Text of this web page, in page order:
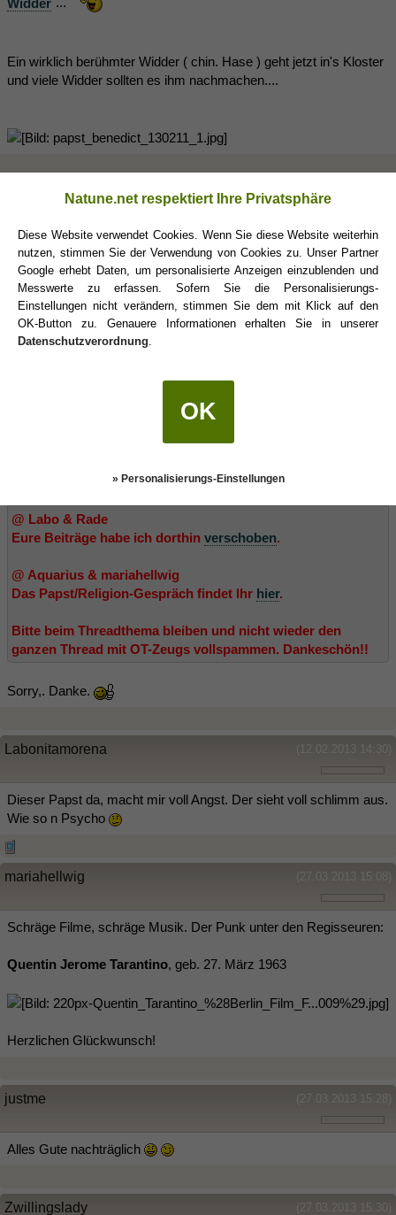
Ein wirklich berühmter Widder ( chin. Hase ) geht jetzt in's Kloster
und viele Widder sollten es ihm nachmachen....
(12.02.2013 13:35)
@ Labo & Rade
Eure Beiträge habe ich dorthinverschoben.
@ Aquarius & mariahellwig
Das Papst/Religion-Gespräch findet Ihrhier.
@ Labo & Rade
Eure Beiträge habe ich dorthin verschoben.
@ Aquarius & mariahellwig
Das Papst/Religion-Gespräch findet Ihr hier.
Bitte beim Threadthema bleiben und nicht wieder den
ganzen Thread mit OT-Zeugs vollspammen. Dankeschön!!
Sorry,. Danke.
(12.02.2013 14:30)
Labonitamorena
Dieser Papst da, macht mir voll Angst. Der sieht voll schlimm aus.
Wie so n Psycho
(27.03.2013 15:08)
mariahellwig
Schräge Filme, schräge Musik. Der Punk unter den Regisseuren:
Quentin Jerome Tarantino, geb. 27. März 1963
Herzlichen Glückwunsch!
(27.03.2013 15:28)
justme
Alles Gute nachträglich
(27.03.2013 15:30)
Zwillingslady
Natune.net respektiert Ihre Privatsphäre
Diese Website verwendet Cookies. Wenn Sie diese Website weiterhin
nutzen, stimmen Sie der Verwendung von Cookies zu. Unser Partner
Google erhebt Daten, um personalisierte Anzeigen einzublenden und
Messwerte zu erfassen. Sofern Sie die Personalisierungs-
Einstellungen nicht verändern, stimmen Sie dem mit Klick auf den
OK-Button zu. Genauere Informationen erhalten Sie in unserer
Datenschutzverordnung.
OK
» Personalisierungs-Einstellungen